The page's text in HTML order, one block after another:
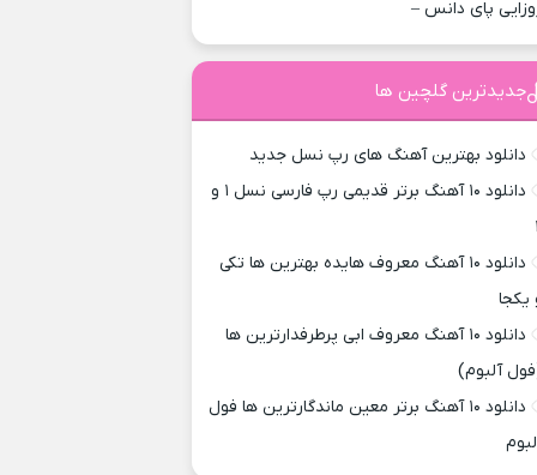
پای دانس –
جدیدترین گلچین ها
دانلود بهترین آهنگ های رپ نسل جدید
دانلود ۱۰ آهنگ برتر قدیمی رپ فارسی نسل ۱ و
دانلود ۱۰ آهنگ معروف هایده بهترین ها تکی
یکجا
دانلود ۱۰ آهنگ معروف ابی پرطرفدارترین ها
آلبوم)
دانلود ۱۰ آهنگ برتر معین ماندگارترین ها فول